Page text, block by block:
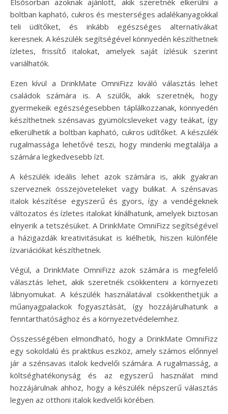
Elsősorban azoknak ajánlott, akik szeretnék elkerülni a
boltban kapható, cukros és mesterséges adalékanyagokkal
teli üdítőket, és inkább egészséges alternatívákat
keresnek. A készülék segítségével könnyedén készíthetnek
ízletes, frissítő italokat, amelyek saját ízlésük szerint
variálhatók.
Ezen kívül a DrinkMate OmniFizz kiváló választás lehet
családok számára is. A szülők, akik szeretnék, hogy
gyermekeik egészségesebben táplálkozzanak, könnyedén
készíthetnek szénsavas gyümölcsleveket vagy teákat, így
elkerülhetik a boltban kapható, cukros üdítőket. A készülék
rugalmassága lehetővé teszi, hogy mindenki megtalálja a
számára legkedvesebb ízt.
A készülék ideális lehet azok számára is, akik gyakran
szerveznek összejöveteleket vagy bulikat. A szénsavas
italok készítése egyszerű és gyors, így a vendégeknek
változatos és ízletes italokat kínálhatunk, amelyek biztosan
elnyerik a tetszésüket. A DrinkMate OmniFizz segítségével
a házigazdák kreativitásukat is kiélhetik, hiszen különféle
ízvariációkat készíthetnek.
Végül, a DrinkMate OmniFizz azok számára is megfelelő
választás lehet, akik szeretnék csökkenteni a környezeti
lábnyomukat. A készülék használatával csökkenthetjük a
műanyagpalackok fogyasztását, így hozzájárulhatunk a
fenntarthatósághoz és a környezetvédelemhez.
Összességében elmondható, hogy a DrinkMate OmniFizz
egy sokoldalú és praktikus eszköz, amely számos előnnyel
jár a szénsavas italok kedvelői számára. A rugalmasság, a
költséghatékonyság és az egyszerű használat mind
hozzájárulnak ahhoz, hogy a készülék népszerű választás
legyen az otthoni italok kedvelői körében.